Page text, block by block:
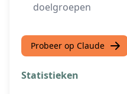
doelgroepen
Probeer op Claude
Statistieken